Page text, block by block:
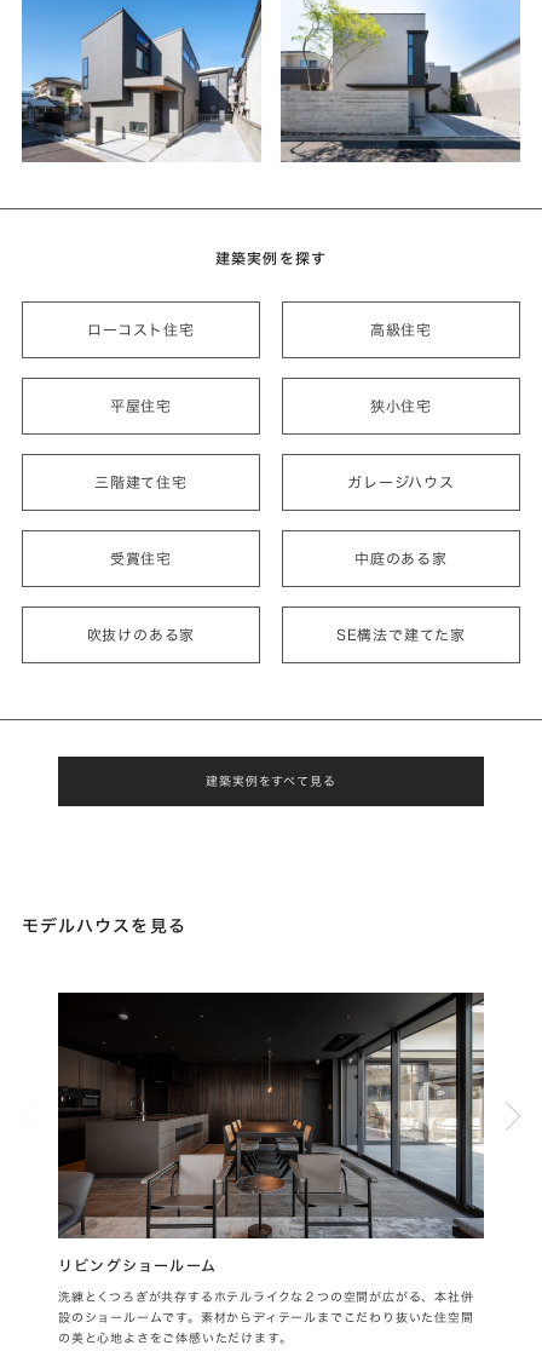
建築実例を探す
ローコスト住宅 高級住宅
平屋住宅 狭小住宅
三階建て住宅 ガレージハウス
受賞住宅 中庭のある家
吹抜けのある家 SE構法で建てた家
建築実例をすべて見る
モデルハウスを見る
リビングショールーム
洗練とくつろぎが共存するホテルライクな２つの空間が広がる、本社併
設のショールームです。素材からディテールまでこだわり抜いた住空間
の美と心地よさをご体感いただけます。